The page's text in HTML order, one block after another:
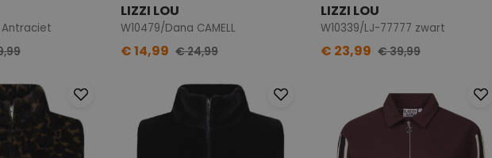
Antraciet
LIZZI LOU
W10479/Dana CAMELL
€ 14,99 € 24,99
LIZZI LOU
W10339/LJ-77777 zwart
€ 23,99 € 39,99